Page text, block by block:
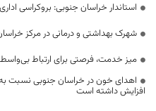
استاندار خراسان جنوبی: بروکراسی
شهرک بهداشتی و درمانی در مرکز
میز خدمت، فرصتی برای ارتباط
اهدای خون در خراسان جنوبی نسبت
افزایش داشته است